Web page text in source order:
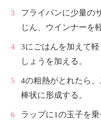
フライパンに少量の
じん、ウインナーを
3にごはんを加えて
しょうを加える。
4の粗熱がとれたら
棒状に形成する。
ラップに1の玉子を